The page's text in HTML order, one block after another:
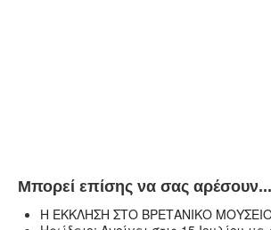
Μπορεί επίσης να σας αρέσουν...
Η ΕΚΚΛΗΣΗ ΣΤΟ ΒΡΕΤΑΝΙΚΟ